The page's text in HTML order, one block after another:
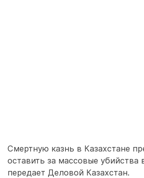
Смертную казнь в Казахстане
оставить за массовые убийства
передает Деловой Казахстан.